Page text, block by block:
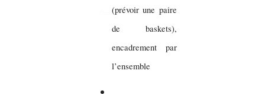
(prévoir une paire
de baskets),
encadrement par
l’ensemble
Partager sur vos réseaux